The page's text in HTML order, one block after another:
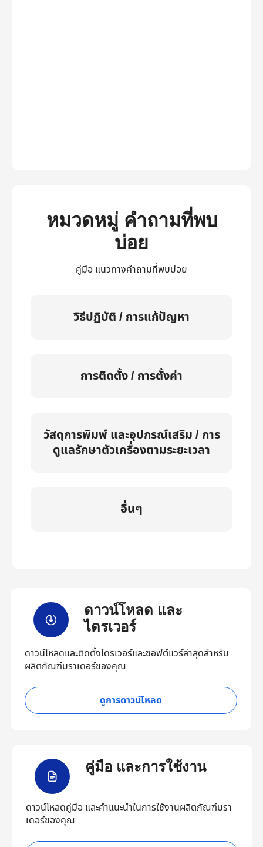
หมวดหมู่ คำถามที่พบ
บ่อย
คู่มือ แนวทางคำถามที่พบบ่อย
วิธีปฏิบัติ / การแก้ปัญหา
การติดตั้ง / การตั้งค่า
วัสดุการพิมพ์ และอุปกรณ์เสริม / การ
ดูแลรักษาตัวเครื่องตามระยะเวลา
อื่นๆ
ดาวน์โหลด และ
ไดรเวอร์
ดาวน์โหลดและติดตั้งไดรเวอร์และซอฟต์แวร์ล่าสุดสำหรับ
ผลิตภัณฑ์บราเดอร์ของคุณ
ดูการดาวน์โหลด
คู่มือ และการใช้งาน
ดาวน์โหลดคู่มือ และคำแนะนำในการใช้งานผลิตภัณฑ์บรา
เดอร์ของคุณ